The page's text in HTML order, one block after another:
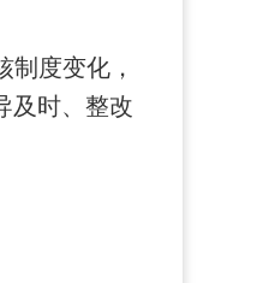
度变化，
及时、整改